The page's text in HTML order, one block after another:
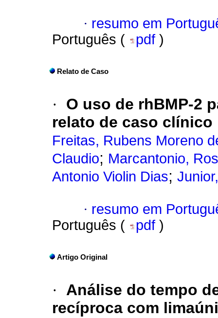
· resumo em
Português (
pdf )
Relato de Caso
·
O uso de rhBMP-2
relato de caso clínico
Freitas, Rubens Moreno
Claudio; Marcantonio,
Antonio Violin Dias;
· resumo em
Português (
pdf )
Artigo Original
·
Análise do tempo
recíproca com